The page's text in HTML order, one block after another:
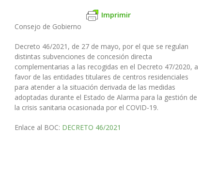
Imprimir
Consejo de Gobierno
Decreto 46/2021, de 27 de mayo, por el que se regulan
distintas subvenciones de concesión directa
complementarias a las recogidas en el Decreto 47/2020, a
favor de las entidades titulares de centros residenciales
para atender a la situación derivada de las medidas
adoptadas durante el Estado de Alarma para la gestión de
la crisis sanitaria ocasionada por el COVID-19.
Enlace al BOC: DECRETO 46/2021